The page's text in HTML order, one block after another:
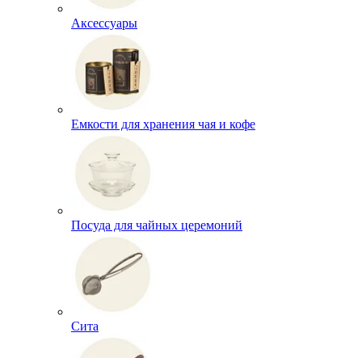
Аксессуары
Емкости для хранения чая и кофе
Посуда для чайных церемоний
Сита